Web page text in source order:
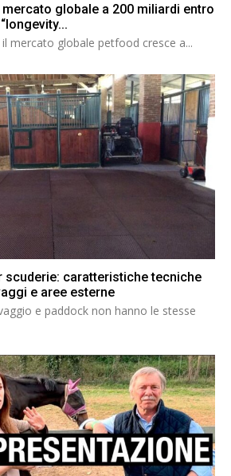
globale a 200 miliardi entro
mercato globale petfood cresce a...
scuderie: caratteristiche tecniche
e aree esterne
e paddock non hanno le stesse